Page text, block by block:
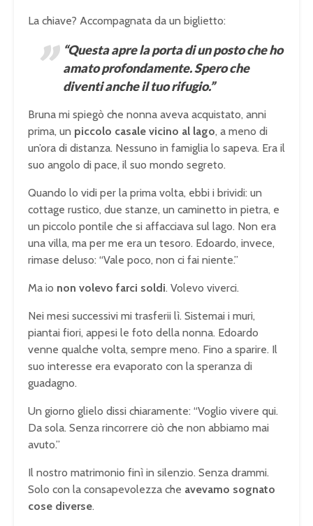
La chiave? Accompagnata da un biglietto:
“Questa apre la porta di un posto che ho
amato profondamente. Spero che
diventi anche il tuo rifugio.”
Bruna mi spiegò che nonna aveva acquistato, anni
prima, un piccolo casale vicino al lago, a meno di
un’ora di distanza. Nessuno in famiglia lo sapeva. Era il
suo angolo di pace, il suo mondo segreto.
Quando lo vidi per la prima volta, ebbi i brividi: un
cottage rustico, due stanze, un caminetto in pietra, e
un piccolo pontile che si affacciava sul lago. Non era
una villa, ma per me era un tesoro. Edoardo, invece,
rimase deluso: “Vale poco, non ci fai niente.”
Ma io non volevo farci soldi. Volevo viverci.
Nei mesi successivi mi trasferii lì. Sistemai i muri,
piantai fiori, appesi le foto della nonna. Edoardo
venne qualche volta, sempre meno. Fino a sparire. Il
suo interesse era evaporato con la speranza di
guadagno.
Un giorno glielo dissi chiaramente: “Voglio vivere qui.
Da sola. Senza rincorrere ciò che non abbiamo mai
avuto.”
Il nostro matrimonio finì in silenzio. Senza drammi.
Solo con la consapevolezza che avevamo sognato
cose diverse.